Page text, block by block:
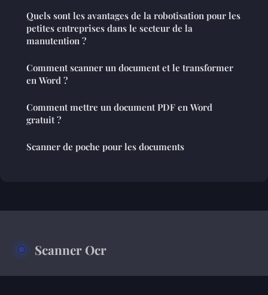
Quels sont les avantages de la robotisation pour les
petites entreprises dans le secteur de la
manutention ?
Comment scanner un document et le transformer
en Word ?
Comment mettre un document PDF en Word
gratuit ?
Scanner de poche pour les documents
Scanner Ocr